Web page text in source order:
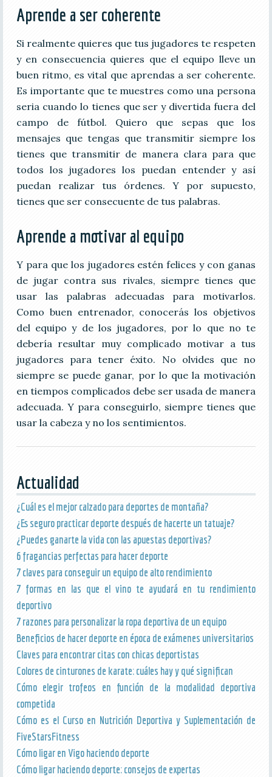
Aprende a ser coherente
Si realmente quieres que tus jugadores te respeten
y en consecuencia quieres que el equipo lleve un
buen ritmo, es vital que aprendas a ser coherente.
Es importante que te muestres como una persona
seria cuando lo tienes que ser y divertida fuera del
campo de fútbol. Quiero que sepas que los
mensajes que tengas que transmitir siempre los
tienes que transmitir de manera clara para que
todos los jugadores los puedan entender y así
puedan realizar tus órdenes. Y por supuesto,
tienes que ser consecuente de tus palabras.
Aprende a motivar al equipo
Y para que los jugadores estén felices y con ganas
de jugar contra sus rivales, siempre tienes que
usar las palabras adecuadas para motivarlos.
Como buen entrenador, conocerás los objetivos
del equipo y de los jugadores, por lo que no te
debería resultar muy complicado motivar a tus
jugadores para tener éxito. No olvides que no
siempre se puede ganar, por lo que la motivación
en tiempos complicados debe ser usada de manera
adecuada. Y para conseguirlo, siempre tienes que
usar la cabeza y no los sentimientos.
Actualidad
¿Cuál es el mejor calzado para deportes de montaña?
¿Es seguro practicar deporte después de hacerte un tatuaje?
¿Puedes ganarte la vida con las apuestas deportivas?
6 fragancias perfectas para hacer deporte
7 claves para conseguir un equipo de alto rendimiento
7 formas en las que el vino te ayudará en tu rendimiento
deportivo
7 razones para personalizar la ropa deportiva de un equipo
Beneficios de hacer deporte en época de exámenes universitarios
Claves para encontrar citas con chicas deportistas
Colores de cinturones de karate: cuáles hay y qué significan
Cómo elegir trofeos en función de la modalidad deportiva
competida
Cómo es el Curso en Nutrición Deportiva y Suplementación de
FiveStarsFitness
Cómo ligar en Vigo haciendo deporte
Cómo ligar haciendo deporte: consejos de expertas